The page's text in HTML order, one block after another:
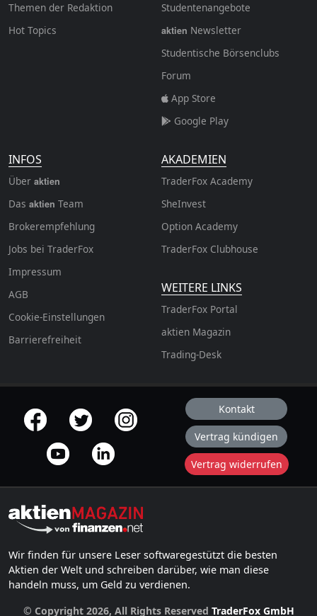
Themen der Redaktion
Hot Topics
Studentenangebote
aktien Newsletter
Studentische Börsenclubs
Forum
App Store
Google Play
INFOS
Über aktien
Das aktien Team
Brokerempfehlung
Jobs bei TraderFox
Impressum
AGB
Cookie-Einstellungen
Barrierefreiheit
AKADEMIEN
TraderFox Academy
SheInvest
Option Academy
TraderFox Clubhouse
WEITERE LINKS
TraderFox Portal
aktien Magazin
Trading-Desk
offizielle Social Media-Accounts Kontakt
Vertrag kündigen
Vertrag widerrufen
Wir finden für unsere Leser softwaregestützt die besten
Aktien der Welt und schreiben darüber, wie man diese
handeln muss, um Geld zu verdienen.
© Copyright 2026, All Rights Reserved TraderFox GmbH